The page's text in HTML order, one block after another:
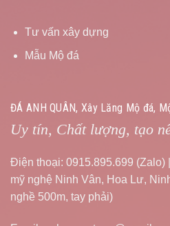
Tư vấn xây dựng
Mẫu Mộ đá
ĐÁ ANH QUÂN, Xây Lăng Mộ đá,
Uy tín, Chất lượng, tạo
Điện thoại: 0915.895.699 (Zalo)
mỹ nghệ Ninh Vân, Hoa Lư,
nghề 500m, tay phải)